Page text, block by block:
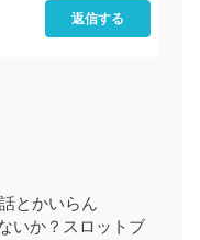
返信する
とかいらん
いか？スロットブ